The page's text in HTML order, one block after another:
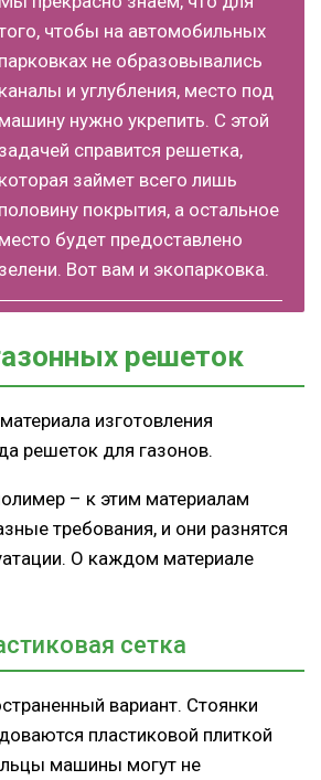
чтобы на автомобильных
парковках не образовывались
каналы и углубления, место под
машину нужно укрепить. С этой
задачей справится решетка,
которая займет всего лишь
половину покрытия, а остальное
место будет предоставлено
зелени. Вот вам и экопарковка.
решеток
изготовления
решеток для газонов.
– к этим материалам
требования, и они разнятся
О каждом материале
сетка
вариант. Стоянки
пластиковой плиткой
машины могут не